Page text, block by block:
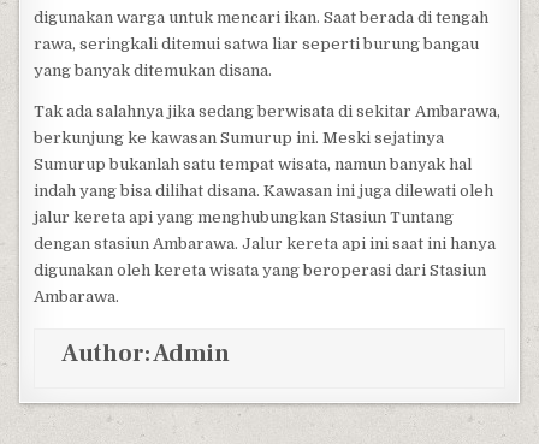
digunakan warga untuk mencari ikan. Saat berada di tengah
rawa, seringkali ditemui satwa liar seperti burung bangau
yang banyak ditemukan disana.
Tak ada salahnya jika sedang berwisata di sekitar Ambarawa,
berkunjung ke kawasan Sumurup ini. Meski sejatinya
Sumurup bukanlah satu tempat wisata, namun banyak hal
indah yang bisa dilihat disana. Kawasan ini juga dilewati oleh
jalur kereta api yang menghubungkan Stasiun Tuntang
dengan stasiun Ambarawa. Jalur kereta api ini saat ini hanya
digunakan oleh kereta wisata yang beroperasi dari Stasiun
Ambarawa.
Author:Admin